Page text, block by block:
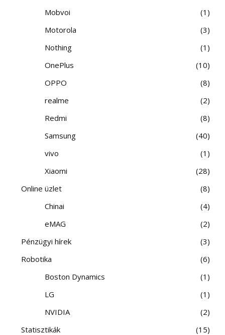
Mobvoi
1
Motorola
3
Nothing
1
OnePlus
10
OPPO
8
realme
2
Redmi
8
Samsung
40
vivo
1
Xiaomi
28
Online üzlet
8
Chinai
4
eMAG
2
Pénzügyi hírek
3
Robotika
6
Boston Dynamics
1
LG
1
NVIDIA
2
Statisztikák
15